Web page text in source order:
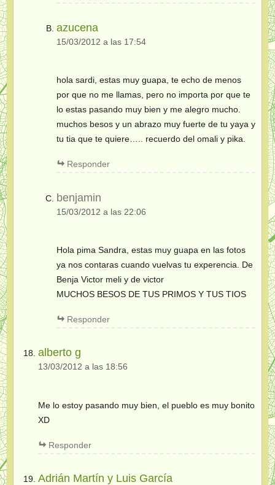
azucena
15/03/2012 a las 17:54
hola sardi, estas muy guapa, te echo de menos
por que no me llamas, pero no importa por que te
lo estas pasando muy bien y me alegro mucho.
muchos besos y un abrazo muy fuerte de tu yaya y
tu tia que te quiere….. recuerdo del omali y pika.
Responder
benjamin
15/03/2012 a las 22:06
Hola pima Sandra, estas muy guapa en las fotos
ya nos contaras cuando vuelvas tu experencia. De
Benja Victor meli y de victor
MUCHOS BESOS DE TUS PRIMOS Y TUS TIOS
Responder
alberto g
13/03/2012 a las 18:56
Me lo estoy pasando muy bien, el pueblo es muy bonito
XD
Responder
Adrián Martín y Luis García